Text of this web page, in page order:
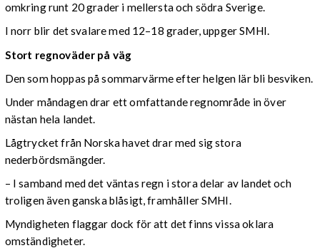
omkring runt 20 grader i mellersta och södra Sverige.
I norr blir det svalare med 12–18 grader, uppger SMHI.
Stort regnoväder på väg
Den som hoppas på sommarvärme efter helgen lär bli besviken.
Under måndagen drar ett omfattande regnområde in över
nästan hela landet.
Lågtrycket från Norska havet drar med sig stora
nederbördsmängder.
– I samband med det väntas regn i stora delar av landet och
troligen även ganska blåsigt, framhåller SMHI.
Myndigheten flaggar dock för att det finns vissa oklara
omständigheter.